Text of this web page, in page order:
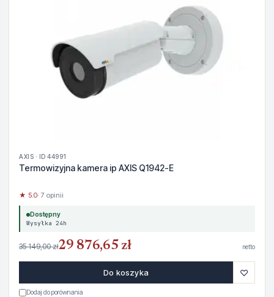
AXIS · ID 44991
Termowizyjna kamera ip AXIS Q1942-E
★ 5.0· 7 opinii
Dostępny
Wysyłka 24h
35 149,00 zł29 876,65 zł netto
Do koszyka ♡
Dodaj do porównania